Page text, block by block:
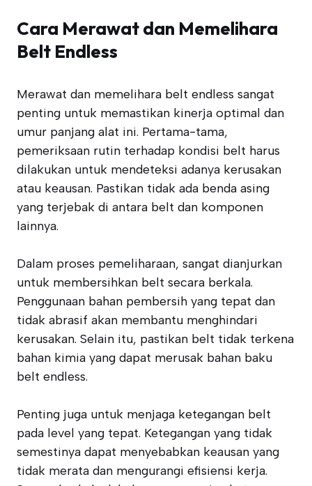
Cara Merawat dan Memelihara
Belt Endless
Merawat dan memelihara belt endless sangat
penting untuk memastikan kinerja optimal dan
umur panjang alat ini. Pertama-tama,
pemeriksaan rutin terhadap kondisi belt harus
dilakukan untuk mendeteksi adanya kerusakan
atau keausan. Pastikan tidak ada benda asing
yang terjebak di antara belt dan komponen
lainnya.
Dalam proses pemeliharaan, sangat dianjurkan
untuk membersihkan belt secara berkala.
Penggunaan bahan pembersih yang tepat dan
tidak abrasif akan membantu menghindari
kerusakan. Selain itu, pastikan belt tidak terkena
bahan kimia yang dapat merusak bahan baku
belt endless.
Penting juga untuk menjaga ketegangan belt
pada level yang tepat. Ketegangan yang tidak
semestinya dapat menyebabkan keausan yang
tidak merata dan mengurangi efisiensi kerja.